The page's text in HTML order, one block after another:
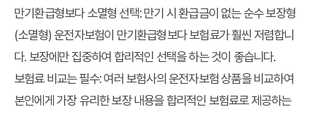
만기환급형보다 소멸형 선택: 만기 시 환급금이 없는 순수 보장형
(소멸형) 운전자보험이 만기환급형보다 보험료가 훨씬 저렴합니
다. 보장에만 집중하여 합리적인 선택을 하는 것이 좋습니다.
보험료 비교는 필수: 여러 보험사의 운전자보험 상품을 비교하여
본인에게 가장 유리한 보장 내용을 합리적인 보험료로 제공하는